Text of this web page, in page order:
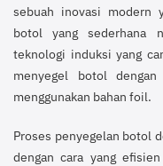
sebuah inovasi modern
botol yang sederhana
teknologi induksi yang
menyegel botol
menggunakan bahan foil.
Proses penyegelan botol
dengan cara yang